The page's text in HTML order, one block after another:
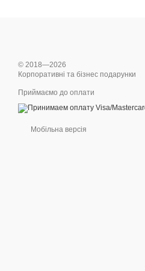
© 2018—2026
Корпоративні та бізнес подарунки
Приймаємо до оплати
Мобільна версія